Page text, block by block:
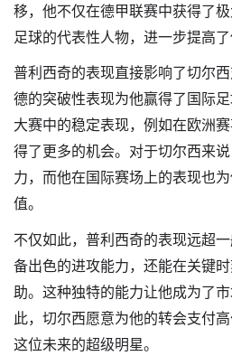
移，他不仅在德甲联赛中获得了
足球的代表性人物，进一步提高了
普利西奇的表现直接影响了切尔
德的突破性表现为他赢得了国际
大赛中的稳定表现，例如在欧洲
得了更多的机会。对于切尔西来
力，而他在国际赛场上的表现也
值。
不仅如此，普利西奇的表现远超
备出色的进攻能力，还能在关键
助。这种独特的能力让他成为了
此，切尔西愿意为他的转会支付
这位未来的超级明星。